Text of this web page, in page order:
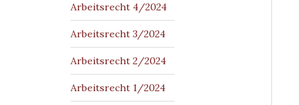
Arbeitsrecht 4/2024
Arbeitsrecht 3/2024
Arbeitsrecht 2/2024
Arbeitsrecht 1/2024